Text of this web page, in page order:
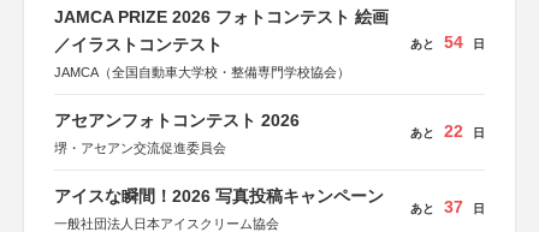
JAMCA PRIZE 2026 フォトコンテスト 絵画
／イラストコンテスト
JAMCA（全国自動車大学校・整備専門学校協会）
あと 54 日
アセアンフォトコンテスト 2026
堺・アセアン交流促進委員会
あと 22 日
アイスな瞬間！2026 写真投稿キャンペーン
一般社団法人日本アイスクリーム協会
あと 37 日